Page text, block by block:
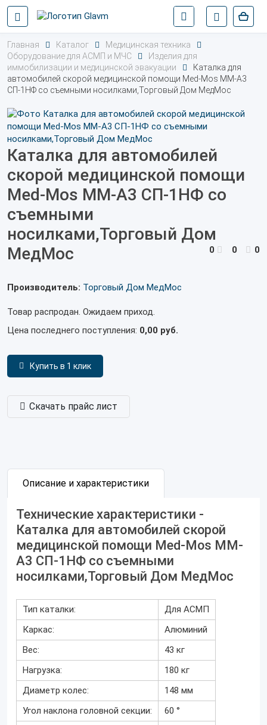
Главная Каталог
Медицинская техника
Оборудование для АСМП и МЧС
Изделия для
иммобилизации и медицинской эвакуации
Каталка для
автомобилей скорой медицинской помощи Med-Mos ММ-А3
СП-1НФ со съемными носилками,Торговый Дом МедМос
Каталка для автомобилей
скорой медицинской помощи
Med-Mos ММ-А3 СП-1НФ со
съемными
носилками,Торговый Дом
МедМос
0 0 0
Производитель: Торговый Дом МедМос
Товар распродан. Ожидаем приход.
Цена последнего поступления: 0,00 руб.
Купить в 1 клик
Скачать прайс лист
Описание и характеристики
Технические характеристики -
Каталка для автомобилей скорой
медицинской помощи Med-Mos ММ-
А3 СП-1НФ со съемными
носилками,Торговый Дом МедМос
Тип каталки:
Для АСМП
Каркас:
Алюминий
Вес:
43 кг
Нагрузка:
180 кг
Диаметр колес:
148 мм
Угол наклона головной секции:
60 °